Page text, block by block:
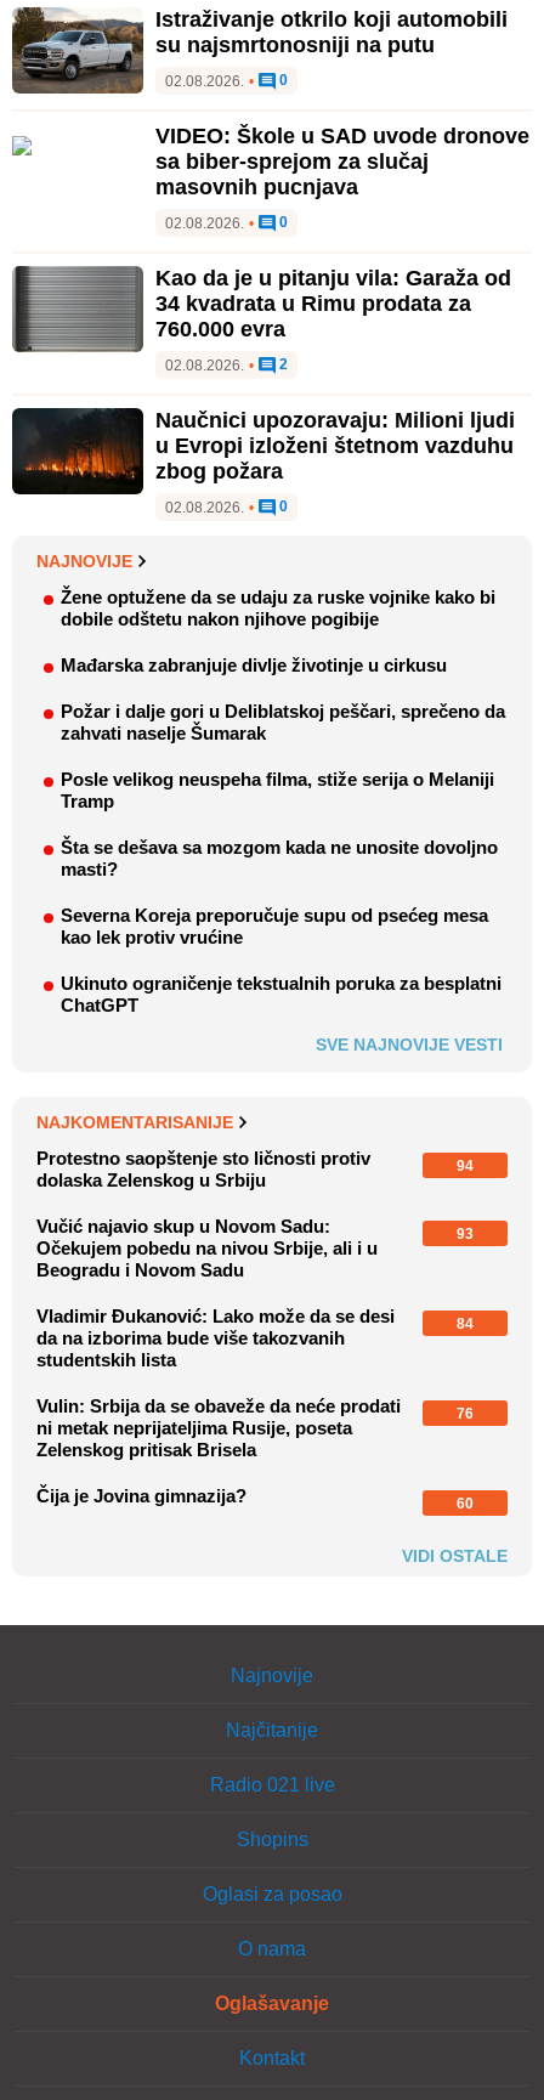
Istraživanje otkrilo koji automobili
su najsmrtonosniji na putu
02.08.2026. • 0
VIDEO: Škole u SAD uvode dronove
sa biber-sprejom za slučaj
masovnih pucnjava
02.08.2026. • 0
Kao da je u pitanju vila: Garaža od
34 kvadrata u Rimu prodata za
760.000 evra
02.08.2026. • 2
Naučnici upozoravaju: Milioni ljudi
u Evropi izloženi štetnom vazduhu
zbog požara
02.08.2026. • 0
NAJNOVIJE
Žene optužene da se udaju za ruske vojnike kako bi
dobile odštetu nakon njihove pogibije
Mađarska zabranjuje divlje životinje u cirkusu
Požar i dalje gori u Deliblatskoj peščari, sprečeno da
zahvati naselje Šumarak
Posle velikog neuspeha filma, stiže serija o Melaniji
Tramp
Šta se dešava sa mozgom kada ne unosite dovoljno
masti?
Severna Koreja preporučuje supu od psećeg mesa
kao lek protiv vrućine
Ukinuto ograničenje tekstualnih poruka za besplatni
ChatGPT
SVE NAJNOVIJE VESTI
NAJKOMENTARISANIJE
Protestno saopštenje sto ličnosti protiv
dolaska Zelenskog u Srbiju
94
Vučić najavio skup u Novom Sadu:
Očekujem pobedu na nivou Srbije, ali i u
Beogradu i Novom Sadu
93
Vladimir Đukanović: Lako može da se desi
da na izborima bude više takozvanih
studentskih lista
84
Vulin: Srbija da se obaveže da neće prodati
ni metak neprijateljima Rusije, poseta
Zelenskog pritisak Brisela
76
Čija je Jovina gimnazija? 60
VIDI OSTALE
Najnovije
Najčitanije
Radio 021 live
Shopins
Oglasi za posao
O nama
Oglašavanje
Kontakt